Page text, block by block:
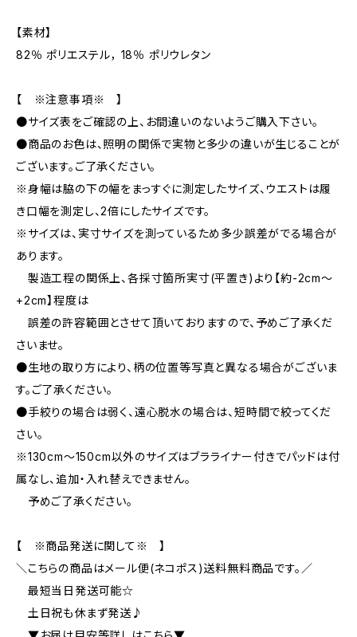
【素材】
82％ ポリエステル， 18％ ポリウレタン
【 ※注意事項※ 】
●サイズ表をご確認の上、お間違いのないようご購入下さい。
●商品のお色は、照明の関係で実物と多少の違いが生じることが
ございます。ご了承ください。
※身幅は脇の下の幅をまっすぐに測定したサイズ、ウエストは履
き口幅を測定し、2倍にしたサイズです。
※サイズは、実寸サイズを測っているため多少誤差がでる場合が
あります。
製造工程の関係上、各採寸箇所実寸(平置き)より【約-2cm〜
+2cm】程度は
誤差の許容範囲とさせて頂いておりますので、予めご了承くだ
さいませ。
●生地の取り方により、柄の位置等写真と異なる場合がございま
す。ご了承ください。
●手絞りの場合は弱く、遠心脱水の場合は、短時間で絞ってくだ
さい。
※130cm〜150cm以外のサイズはブラライナー付きでパッドは付
属なし、追加・入れ替えできません。
予めご了承ください。
【 ※商品発送に関して※ 】
＼こちらの商品はメール便(ネコポス)送料無料商品です。／
最短当日発送可能☆
土日祝も休まず発送♪